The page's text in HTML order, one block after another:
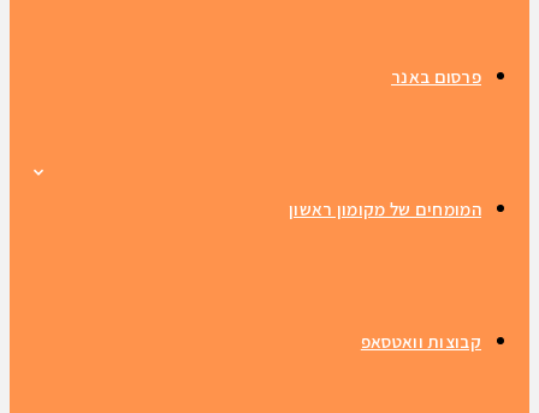
פרסום באנר
המומחים של מקומון ראשון
קבוצות וואטסאפ